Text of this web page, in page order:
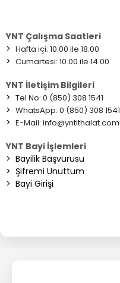
YNT Çalışma Saatleri
> Hafta içi: 10.00 ile 18.00
> Cumartesi: 10.00 ile 14.00
YNT İletişim Bilgileri
> Tel No: 0 (850) 308 1541
> WhatsApp: 0 (850) 308 1541
> E-Mail: info@yntithalat.com
YNT Bayi İşlemleri
> Bayilik Başvurusu
> Şifremi Unuttum
> Bayi Girişi